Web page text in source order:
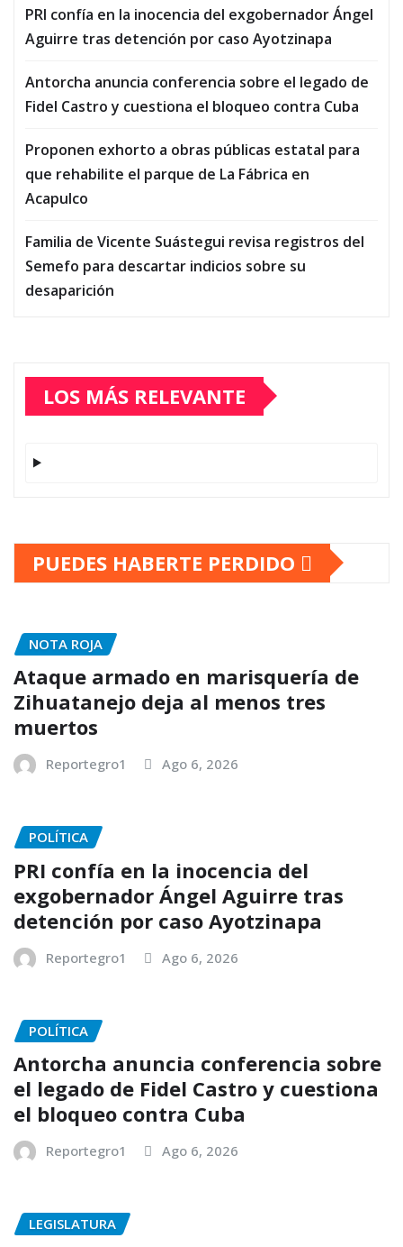
PRI confía en la inocencia del exgobernador Ángel
Aguirre tras detención por caso Ayotzinapa
Antorcha anuncia conferencia sobre el legado de
Fidel Castro y cuestiona el bloqueo contra Cuba
Proponen exhorto a obras públicas estatal para
que rehabilite el parque de La Fábrica en
Acapulco
Familia de Vicente Suástegui revisa registros del
Semefo para descartar indicios sobre su
desaparición
LOS MÁS RELEVANTE
PUEDES HABERTE PERDIDO
NOTA ROJA
Ataque armado en marisquería de
Zihuatanejo deja al menos tres
muertos
Reportegro1 Ago 6, 2026
POLÍTICA
PRI confía en la inocencia del
exgobernador Ángel Aguirre tras
detención por caso Ayotzinapa
Reportegro1 Ago 6, 2026
POLÍTICA
Antorcha anuncia conferencia sobre
el legado de Fidel Castro y cuestiona
el bloqueo contra Cuba
Reportegro1 Ago 6, 2026
LEGISLATURA